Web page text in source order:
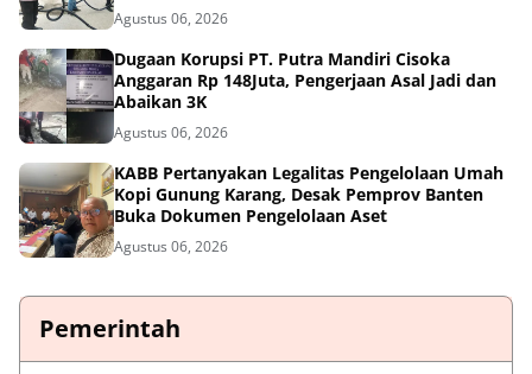
Agustus 06, 2026
Dugaan Korupsi PT. Putra Mandiri Cisoka
Anggaran Rp 148Juta, Pengerjaan Asal Jadi dan
Abaikan 3K
Agustus 06, 2026
KABB Pertanyakan Legalitas Pengelolaan Umah
Kopi Gunung Karang, Desak Pemprov Banten
Buka Dokumen Pengelolaan Aset
Agustus 06, 2026
Pemerintah